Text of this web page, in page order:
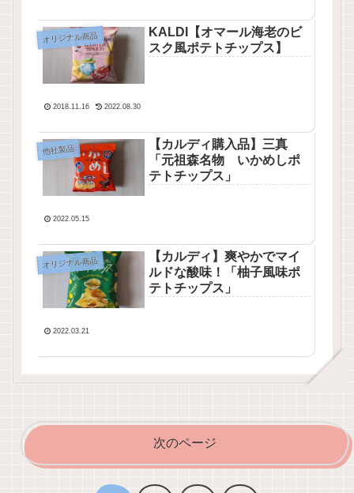
オリジナル商品
KALDI【オマール海老のビ
スク風ポテトチップス】
2018.11.16 2022.08.30
他社製品
【カルディ購入品】三真
「元祖森名物 いかめしポ
テトチップス」
2022.05.15
オリジナル商品
【カルディ】爽やかでマイ
ルドな酸味！「柚子風味ポ
テトチップス」
2022.03.21
次のページ